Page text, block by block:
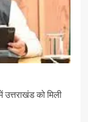
उत्तराखंड को मिली